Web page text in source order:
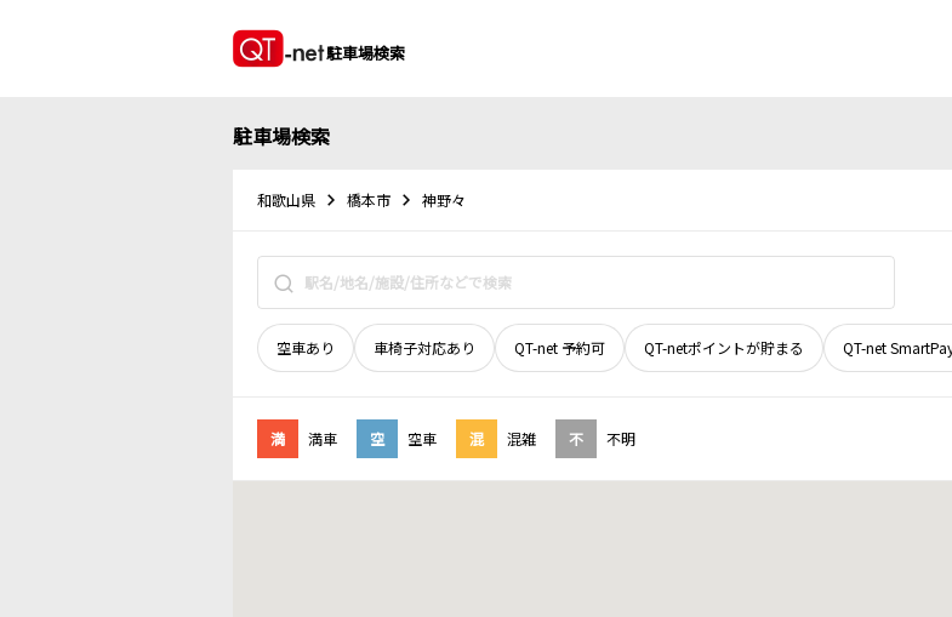
駐車場検索
駐車場検索
和歌山県 橋本市 神野々
空車あり 車椅子対応あり QT-net 予約可 QT-netポイントが貯まる QT-net
満 満車 空 空車 混 混雑 不 不明